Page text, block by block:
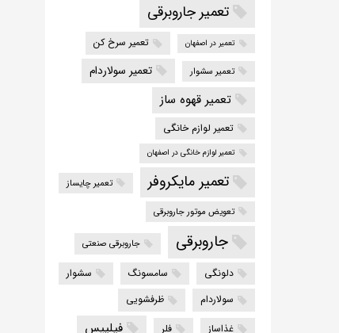
تعمیر جاروبرقی
تعمیر در اصفهان تعمیر سرخ کن
تعمیر سشوار تعمیر سولاردام
تعمیر قهوه ساز
تعمیر لوازم خانگی
تعمیر لوازم خانگی در اصفهان
تعمیر مایکروفر
تعمیر چایساز
تعویض موتور جاروبرقی
جاروبرقی جاروبرقی صنعتی
دلونگی سامسونگ
سشوار
سولاردام
ظرفشویی
غذاساز
فلر فیلیپس